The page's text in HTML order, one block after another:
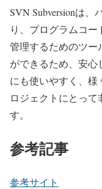
SVN Subversionは
り、プログラムコ
管理するためのツー
ができるため、安
にも使いやすく、様
ロジェクトにとっ
す。
参考記事
参考サイト